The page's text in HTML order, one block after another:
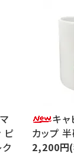
ピ
キャ
カップ
2,200円